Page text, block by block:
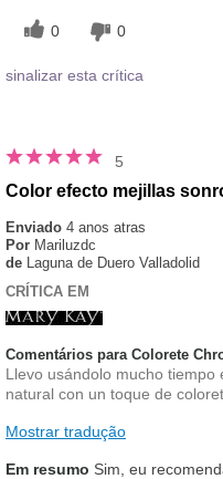
0 0
sinalizar esta crítica
5
Color efecto mejillas
Enviado 4 anos atras
Por Mariluzdc
de Laguna de Duero Valladolid
CRÍTICA EM
Comentários para Colorete
Llevo usándolo mucho
natural con un toque de
Mostrar tradução
Em resumo Sim, eu